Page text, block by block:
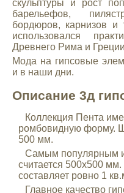
скульптуры и рост
барельефов,
бордюров, карнизов и
использовался
Древнего Рима и
Мода на гипсовые
и в наши дни.
Описание 3д
Коллекция Пента
ромбовидную форму.
500 мм.
Самым популярным
считается 500х500
составляет ровно 1
Главное качество